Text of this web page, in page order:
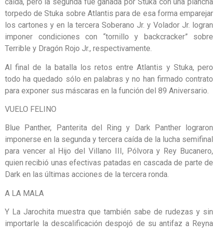
torpedo de Stuka sobre Atlantis para de esa forma emparejar
los cartones y en la tercera Soberano Jr. y Volador Jr. logran
imponer condiciones con “tornillo y backcracker” sobre
Terrible y Dragón Rojo Jr., respectivamente.
Al final de la batalla los retos entre Atlantis y Stuka, pero
todo ha quedado sólo en palabras y no han firmado contrato
para exponer sus máscaras en la función del 89 Aniversario.
VUELO FELINO
Blue Panther, Panterita del Ring y Dark Panther lograron
imponerse en la segunda y tercera caída de la lucha semifinal
para vencer al Hijo del Villano III, Pólvora y Rey Bucanero,
quien recibió unas efectivas patadas en cascada de parte de
Dark en las últimas acciones de la tercera ronda.
A LA MALA
Y La Jarochita muestra que también sabe de rudezas y sin
importarle la descalificación despojó de su antifaz a Reyna